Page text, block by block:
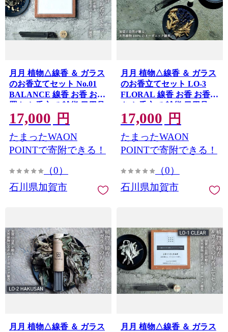
月月 植物△線香 ＆ ガラス
のお香立てセット No.01
BALANCE 線香 お香 お香
置き お香立て 雑貨 日用品
F6P-3176
17,000 円
たまったWAON
POINTで寄附できる！
（0）
石川県加賀市
月月 植物△線香 ＆ ガラス
のお香立てセット LO-3
FLORAL 線香 お香 お香置
き お香立て 雑貨 日用品
F6P-3175
17,000 円
たまったWAON
POINTで寄附できる！
（0）
石川県加賀市
月月 植物△線香 ＆ ガラス
月月 植物△線香 ＆ ガラス